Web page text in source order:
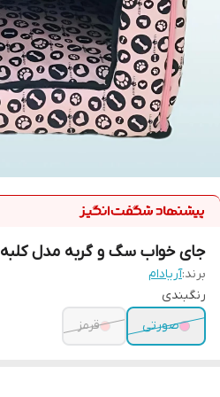
جای خواب سگ و گربه مدل کلبه
برند:آریادام
رنگبندی
صورتی
قرمز